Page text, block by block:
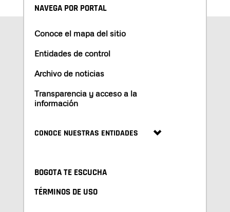
NAVEGA POR PORTAL
Conoce el mapa del sitio
Entidades de control
Archivo de noticias
Transparencia y acceso a la
información
CONOCE NUESTRAS ENTIDADES
BOGOTA TE ESCUCHA
TÉRMINOS DE USO